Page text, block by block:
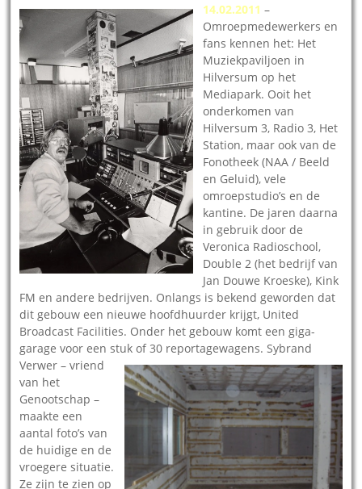
14.02.2011 –
Omroepmedewerkers en
fans kennen het: Het
Muziekpaviljoen in
Hilversum op het
Mediapark. Ooit het
onderkomen van
Hilversum 3, Radio 3, Het
Station, maar ook van de
Fonotheek (NAA / Beeld
en Geluid), vele
omroepstudio’s en de
kantine. De jaren daarna
in gebruik door de
Veronica Radioschool,
Double 2 (het bedrijf van
Jan Douwe Kroeske), Kink
FM en andere bedrijven. Onlangs is bekend geworden dat
dit gebouw een nieuwe hoofdhuurder krijgt, United
Broadcast Facilities. Onder het gebouw komt een giga-
garage voor een stuk of 30 reportagewagens. Sybrand
Verwer – vriend
van het
Genootschap –
maakte een
aantal foto’s van
de huidige en de
vroegere situatie.
Ze zijn te zien op